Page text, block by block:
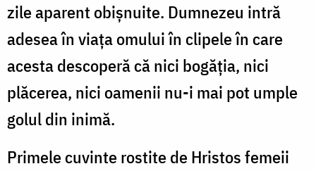
zile aparent obișnuite. Dumnezeu intră
adesea în viața omului în clipele în care
acesta descoperă că nici bogăția, nici
plăcerea, nici oamenii nu-i mai pot umple
golul din inimă.
Primele cuvinte rostite de Hristos femeii